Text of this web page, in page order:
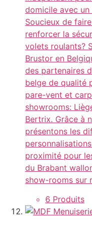
domicile avec
Soucieux de
renforcer la
volets roulants?
Brustor en
des partenaires
belge de qualité
pare-vent et
showrooms:
Bertrix. Grâce à
présentons les
proximité pour
du Brabant
show-rooms sur
6 Produits